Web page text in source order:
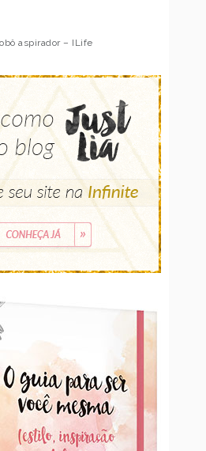
aspirador – ILife